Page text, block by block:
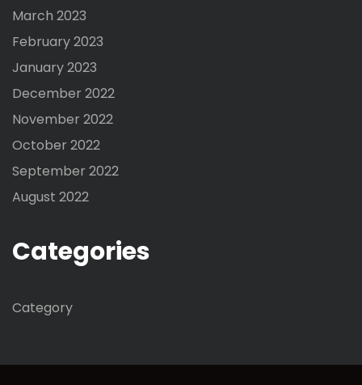
March 2023
February 2023
January 2023
December 2022
November 2022
October 2022
September 2022
August 2022
Categories
Category